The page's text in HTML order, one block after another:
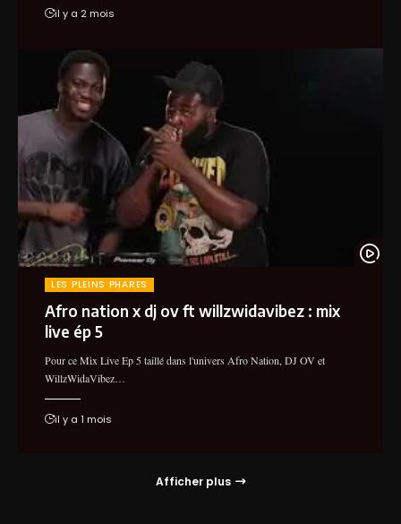
il y a 2 mois
LES PLEINS PHARES
Afro nation x dj ov ft willzwidavibez : mix
live ép 5
Pour ce Mix Live Ep 5 taillé dans l'univers Afro Nation, DJ OV et
WillzWidaVibez…
il y a 1 mois
Afficher plus